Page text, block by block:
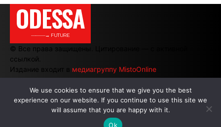
ODESSA
———→ FUTURE
© Все права защищены. Цитирование — с активной
ссылкой.
Издание входит в медиагруппу MistoOnline
АВТОРЫ | РЕКЛАМА НА САЙТЕ
We use cookies to ensure that we give you the best
experience on our website. If you continue to use this site we
will assume that you are happy with it.
Ok